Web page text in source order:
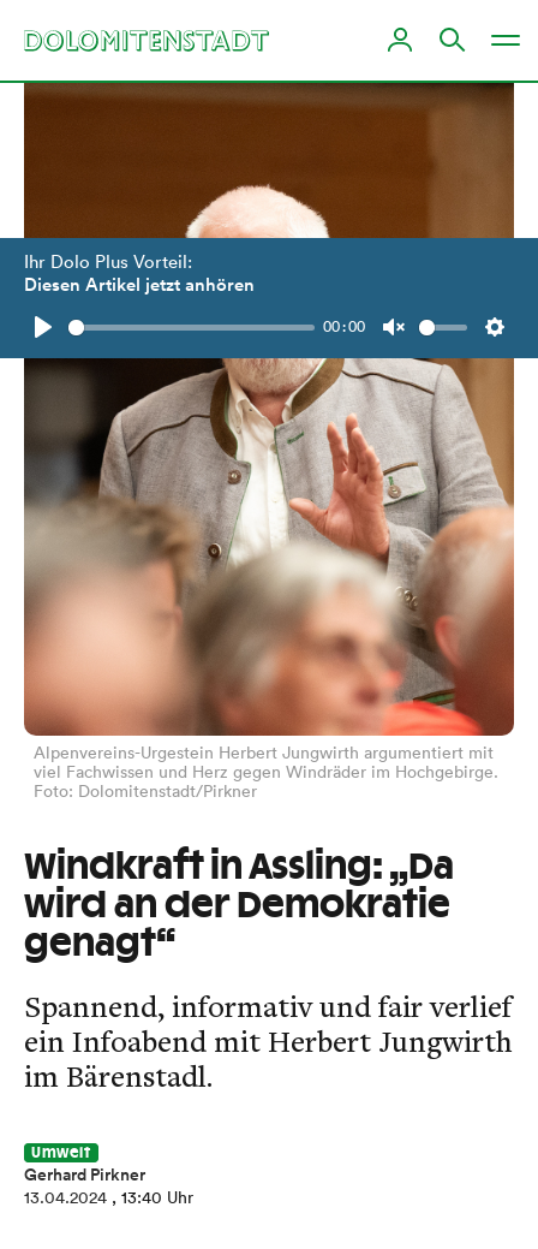
Ihr Dolo Plus Vorteil:
Diesen Artikel jetzt anhören
Play
00:00
Unmute
Alpenvereins-Urgestein Herbert Jungwirth argumentiert mit
viel Fachwissen und Herz gegen Windräder im Hochgebirge.
Foto: Dolomitenstadt/Pirkner
Windkraft in Assling: „Da
wird an der Demokratie
genagt“
Spannend, informativ und fair verlief
ein Infoabend mit Herbert Jungwirth
im Bärenstadl.
Umwelt
Gerhard Pirkner
13.04.2024 , 13:40 Uhr